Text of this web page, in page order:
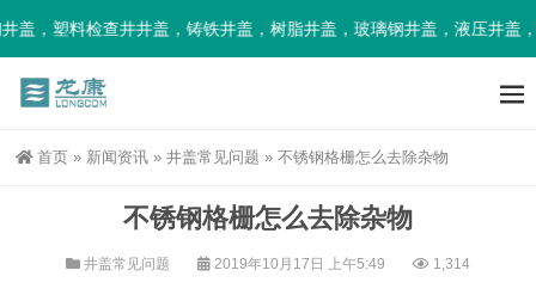
，塑料检查井井盖，铸铁井盖，树脂井盖，玻璃钢井盖，液压井盖
首页 » 新闻资讯 » 井盖常见问题 » 不锈钢格栅怎么去除杂物
不锈钢格栅怎么去除杂物
井盖常见问题 2019年10月17日 上午5:49 1,314